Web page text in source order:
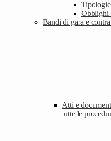
Obblighi
Bandi di gara e
Atti e
tutte le